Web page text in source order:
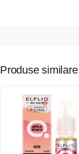
Produse similare